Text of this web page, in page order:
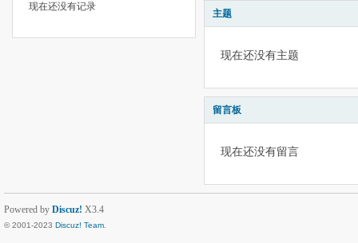
现在还没有记录
主题
现在还没有主题
留言板
现在还没有留言
Powered by Discuz! X3.4
© 2001-2023 Discuz! Team